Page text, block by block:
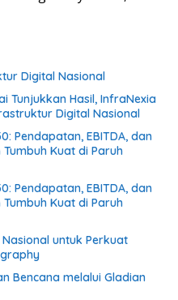
Digital Nasional
Tunjukkan Hasil, InfraNexia
Digital Nasional
Pendapatan, EBITDA, dan
Kuat di Paruh
Pendapatan, EBITDA, dan
Kuat di Paruh
untuk Perkuat
Bencana melalui Gladian